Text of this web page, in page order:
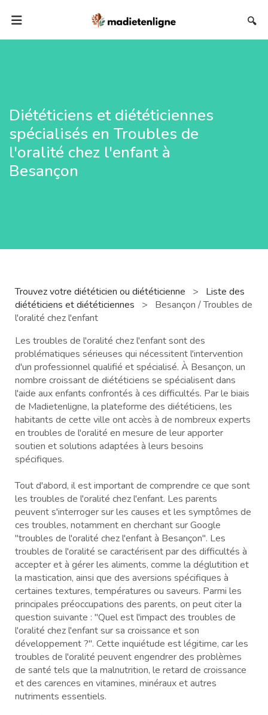
🔍
Diététiciens et diététiciennes
spécialisés en Troubles de
l'oralité chez l'enfant à
Besançon
Trouvez votre diététicien ou diététicienne >
Liste des
diététiciens et diététiciennes
>
Besançon / Troubles de
l'oralité chez l'enfant
Les troubles de l'oralité chez l'enfant sont des
problématiques sérieuses qui nécessitent l'intervention
d'un professionnel qualifié et spécialisé. À Besançon, un
nombre croissant de diététiciens se spécialisent dans
l'aide aux enfants confrontés à ces difficultés. Par le biais
de Madietenligne, la plateforme des diététiciens, les
habitants de cette ville ont accès à de nombreux experts
en troubles de l'oralité en mesure de leur apporter
soutien et solutions adaptées à leurs besoins
spécifiques.
Tout d'abord, il est important de comprendre ce que sont
les troubles de l'oralité chez l'enfant. Les parents
peuvent s'interroger sur les causes et les symptômes de
ces troubles, notamment en cherchant sur Google
"troubles de l'oralité chez l'enfant à Besançon". Les
troubles de l'oralité se caractérisent par des difficultés à
accepter et à gérer les aliments, comme la déglutition et
la mastication, ainsi que des aversions spécifiques à
certaines textures, températures ou saveurs. Parmi les
principales préoccupations des parents, on peut citer la
question suivante : "Quel est l'impact des troubles de
l'oralité chez l'enfant sur sa croissance et son
développement ?". Cette inquiétude est légitime, car les
troubles de l'oralité peuvent engendrer des problèmes
de santé tels que la malnutrition, le retard de croissance
et des carences en vitamines, minéraux et autres
nutriments essentiels.